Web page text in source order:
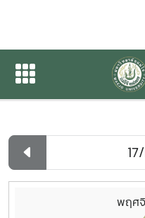
ปฏิทินกิจกรรม
ปฏิทินกิจกรรมของหน่วย
พฤศ